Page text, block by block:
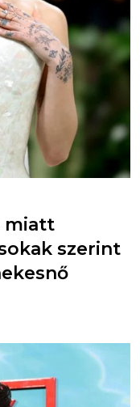
miatt
szerint